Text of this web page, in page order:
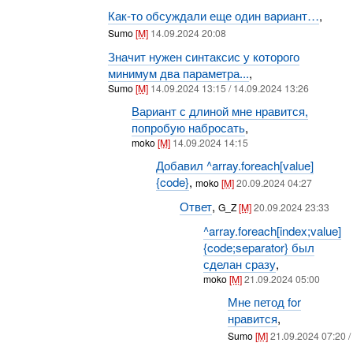
Как-то обсуждали еще один вариант…,
Sumo[M] 14.09.2024 20:08
Значит нужен синтаксис у которого
минимум два параметра...,
Sumo[M] 14.09.2024 13:15 / 14.09.2024 13:26
Вариант с длиной мне нравится,
попробую набросать,
moko[M] 14.09.2024 14:15
Добавил ^array.foreach[value]
{code}, moko[M] 20.09.2024 04:27
Ответ, G_Z[M]20.09.2024 23:33
^array.foreach[index;value]
{code;separator} был
сделан сразу,
moko[M]21.09.2024 05:00
Мне петод for
нравится,
Sumo[M]21.09.2024 07:20